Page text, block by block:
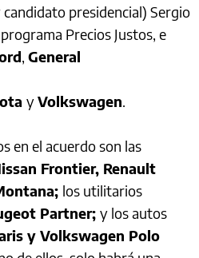
presidencial) Sergio
Precios Justos, e
, General
yVolkswagen.
en el acuerdo son las
Frontier, Renault
los utilitarios
Partner; y los autos
y Volkswagen Polo